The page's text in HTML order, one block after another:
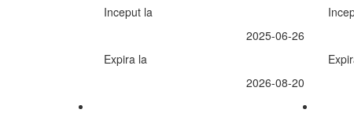
Inceput la
2025-06-26
Expira la
2026-08-20